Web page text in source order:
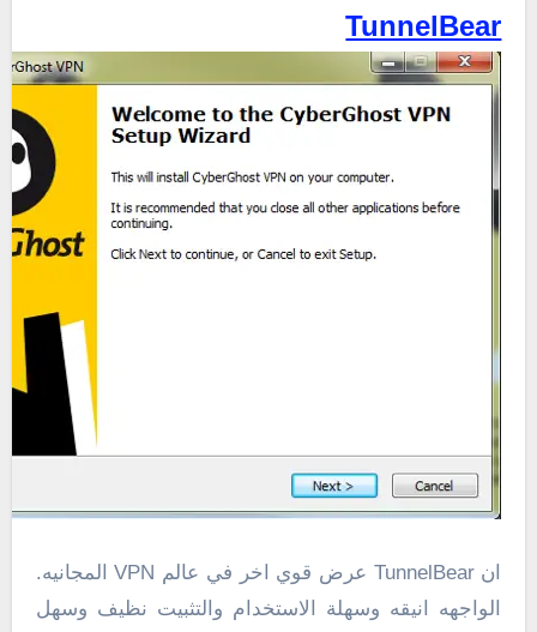
TunnelBear
ان TunnelBear عرض قوي اخر في عالم VPN المجانيه.
الواجهه انيقه وسهلة الاستخدام والتثبيت نظيف وسهل